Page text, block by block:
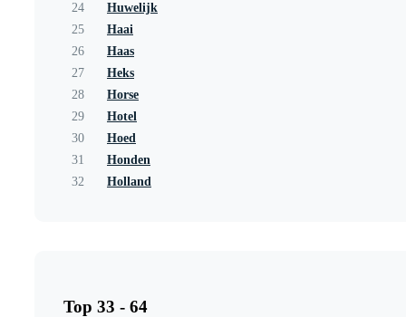
24
Huwelijk
25
Haai
26
Haas
27
Heks
28
Horse
29
Hotel
30
Hoed
31
Honden
32
Holland
Top 33 - 64